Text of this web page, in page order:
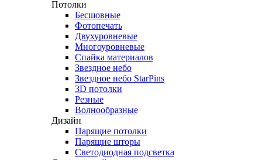
Потолки
Бесшовные
Фотопечать
Двухуровневые
Многоуровневые
Спайка материалов
Звездное небо
Звездное небо StarPins
3D потолки
Резные
Волнообразные
Дизайн
Парящие потолки
Парящие шторы
Светодиодная подсветка